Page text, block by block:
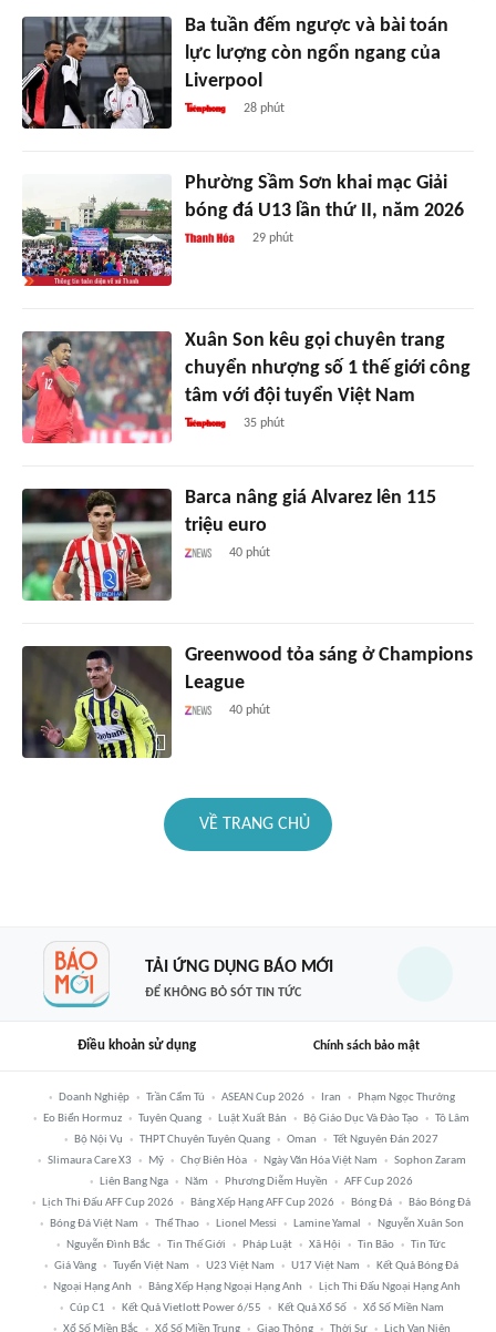
Ba tuần đếm ngược và bài toán
lực lượng còn ngổn ngang của
Liverpool
28 phút
Phường Sầm Sơn khai mạc Giải
bóng đá U13 lần thứ II, năm 2026
29 phút
Xuân Son kêu gọi chuyên trang
chuyển nhượng số 1 thế giới công
tâm với đội tuyển Việt Nam
35 phút
Barca nâng giá Alvarez lên 115
triệu euro
40 phút
Greenwood tỏa sáng ở Champions
League
40 phút
VỀ TRANG CHỦ
TẢI ỨNG DỤNG BÁO MỚI
ĐỂ KHÔNG BỎ SÓT TIN TỨC
Điều khoản sử dụng Chính sách bảo mật
Doanh Nghiệp Trần Cẩm Tú ASEAN Cup 2026 Iran
Phạm Ngọc Thưởng
Eo Biển Hormuz
Tuyên Quang Luật Xuất Bản Bộ Giáo Dục Và Đào Tạo
Tô Lâm
Bộ Nội Vụ
THPT Chuyên Tuyên Quang Oman
Tết Nguyên Đán 2027
Slimaura Care X3
Mỹ Chợ Biên Hòa Ngày Văn Hóa Việt Nam
Sophon Zaram
Liên Bang Nga
Năm Phương Diễm Huyền
AFF Cup 2026
Lịch Thi Đấu AFF Cup 2026
Bảng Xếp Hạng AFF Cup 2026 Bóng Đá
Báo Bóng Đá
Bóng Đá Việt Nam
Thể Thao Lionel Messi Lamine Yamal
Nguyễn Xuân Son
Nguyễn Đình Bắc
Tin Thế Giới Pháp Luật Xã Hội Tin Bão
Tin Tức
Giá Vàng
Tuyển Việt Nam U23 Việt Nam U17 Việt Nam
Kết Quả Bóng Đá
Ngoại Hạng Anh
Bảng Xếp Hạng Ngoại Hạng Anh
Lịch Thi Đấu Ngoại Hạng Anh
Cúp C1
Kết Quả Vietlott Power 6/55 Kết Quả Xổ Số
Xổ Số Miền Nam
Xổ Số Miền Bắc
Xổ Số Miền Trung Giao Thông Thời Sự Lịch Vạn Niên